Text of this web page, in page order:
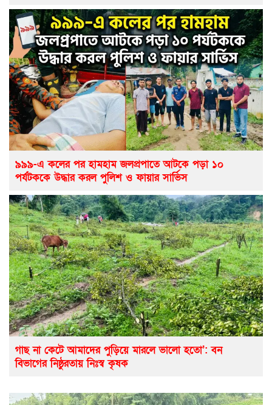
৯৯৯-এ কলের পর হামহাম জলপ্রপাতে আটকে পড়া ১০
পর্যটককে উদ্ধার করল পুলিশ ও ফায়ার সার্ভিস
গাছ না কেটে আমাদের পুড়িয়ে মারলে ভালো হতো’: বন
বিভাগের নিষ্ঠুরতায় নিঃস্ব কৃষক